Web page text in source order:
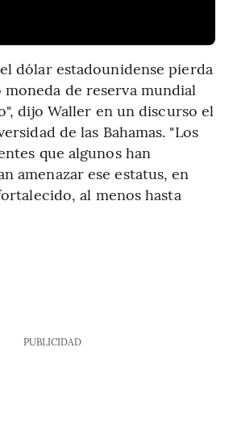
dólar estadounidense pierda
de reserva mundial
dijo Waller en un discurso el
de las Bahamas. "Los
que algunos han
amenazar ese estatus, en
al menos hasta
PUBLICIDAD